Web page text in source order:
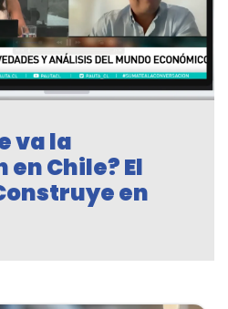
va la
Chile? El
en